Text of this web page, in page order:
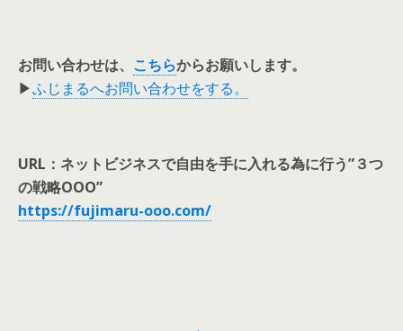
お問い合わせは、 こちらからお願いします。
▶ふじまるへお問い合わせをする。
URL：ネットビジネスで自由を手に入れる為に行う”３つ
の戦略OOO”
https://fujimaru-ooo.com/